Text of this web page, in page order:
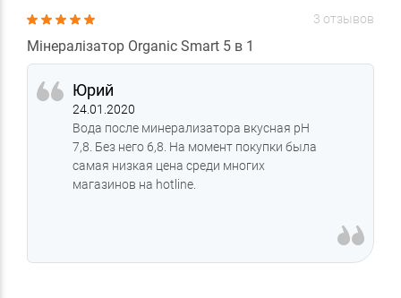
3 отзывов
Мінералізатор Organic Smart 5 в 1
Юрий
24.01.2020
Вода после минерализатора вкусная рН
7,8. Без него 6,8. На момент покупки была
самая низкая цена среди многих
магазинов на hotline.